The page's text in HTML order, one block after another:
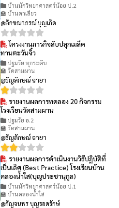
บ้านนักวิทยาศาสตร์น้อย ป.2
🏫 บ้านตาเลียว
@ลักขณาภรณ์ บุญเกิด
โครงงานภารกิจลับปลุกเมล็ด
ทานตะวันจิ๋ว
ปฐมวัย ทุกระดับ
🏫 วัดสามผาน
@ธัญลักษณ์ ฉายา
รายงานผลการทดลอง 20 กิจกรรม
โรงเรียนวัดสามผาน
ปฐมวัย อ.2
🏫 วัดสามผาน
@ธัญลักษณ์ ฉายา
รายงานผลการดำเนินงานวิธีปฏิบัติที่
เป็นเลิศ (Best Practice) โรงเรียนบ้าน
คลองน้ำใส(บุญประชานุกูล)
บ้านนักวิทยาศาสตร์น้อย ป.1
🏫 บ้านคลองน้ำใส
@กัญจนพร บุญรอดรักษ์